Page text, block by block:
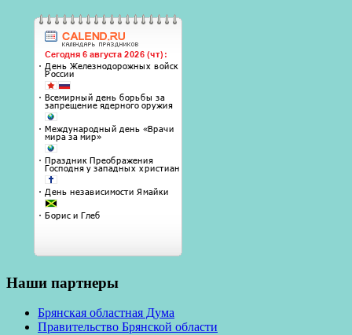
Наши партнеры
Брянская областная Дума
Правительство Брянской области